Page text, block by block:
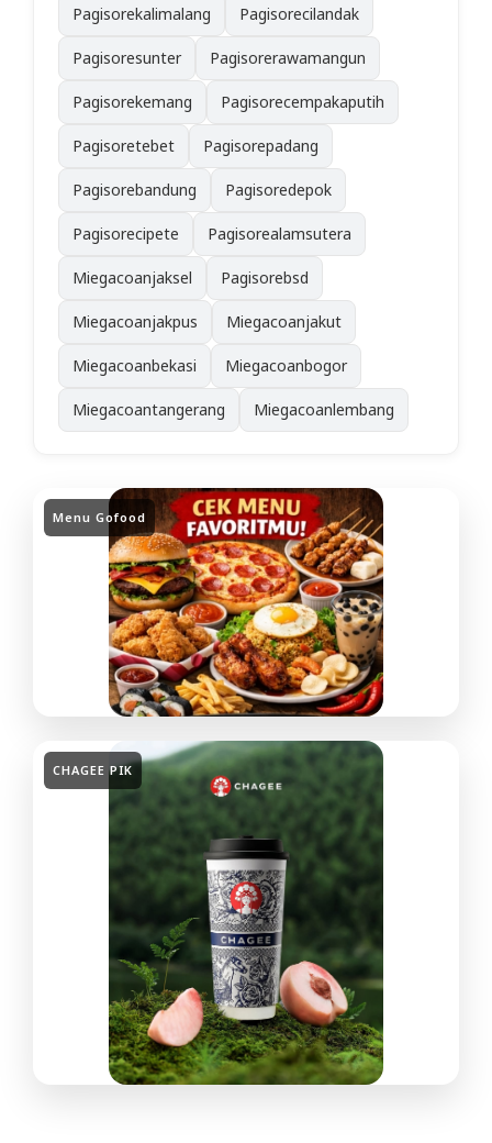
Pagisorekalimalang Pagisorecilandak
Pagisoresunter Pagisorerawamangun
Pagisorekemang Pagisorecempakaputih
Pagisoretebet Pagisorepadang
Pagisorebandung Pagisoredepok
Pagisorecipete Pagisorealamsutera
Miegacoanjaksel Pagisorebsd
Miegacoanjakpus Miegacoanjakut
Miegacoanbekasi Miegacoanbogor
Miegacoantangerang Miegacoanlembang
Menu Gofood
CHAGEE PIK